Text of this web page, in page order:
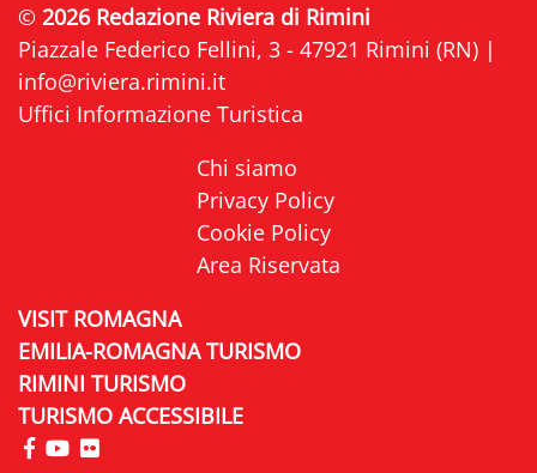
© 2026 Redazione Riviera di Rimini
Piazzale Federico Fellini, 3 - 47921 Rimini (RN) |
info@riviera.rimini.it
Uffici Informazione Turistica
Chi siamo
Privacy Policy
Cookie Policy
Area Riservata
VISIT ROMAGNA
EMILIA-ROMAGNA TURISMO
RIMINI TURISMO
TURISMO ACCESSIBILE
visita la pagina Facebook di Riviera di Rimini
visita la pagina YouTube di Riviera di Rimini
visita la pagina Flickr di Riviera di Rimini